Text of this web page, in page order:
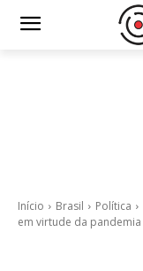
Início Brasil Política
em virtude da pandemia